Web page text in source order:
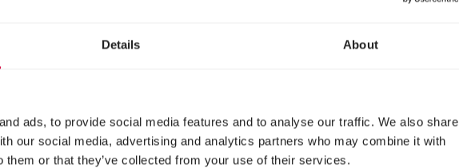
Details About
ads, to provide social media features and to analyse our traffic. We also share
our social media, advertising and analytics partners who may combine it with
them or that they’ve collected from your use of their services.
for you